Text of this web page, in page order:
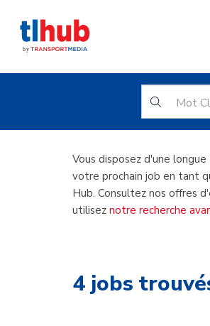
Vous disposez d'une
votre prochain job en tant
Hub. Consultez nos offres
utilisez notre recherche
4jobs